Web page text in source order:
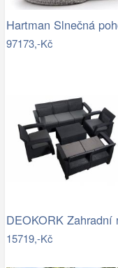
97173,-Kč
15719,-Kč